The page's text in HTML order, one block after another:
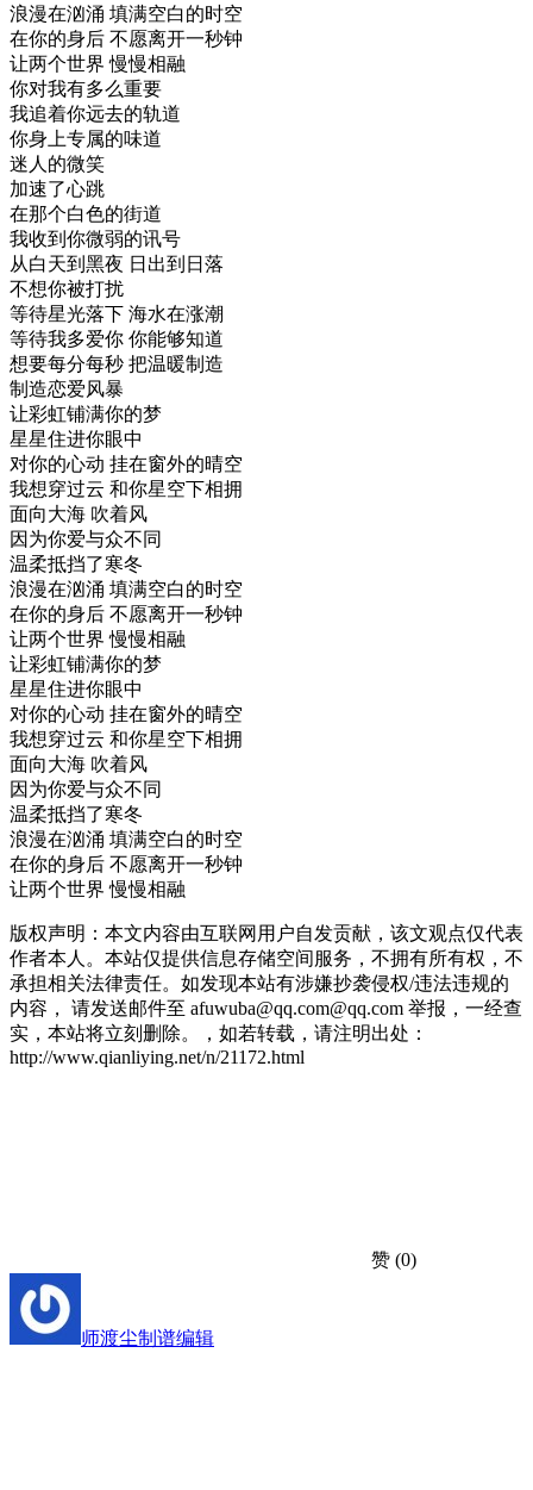
浪漫在汹涌 填满空白的时空
在你的身后 不愿离开一秒钟
让两个世界 慢慢相融
你对我有多么重要
我追着你远去的轨道
你身上专属的味道
迷人的微笑
加速了心跳
在那个白色的街道
我收到你微弱的讯号
从白天到黑夜 日出到日落
不想你被打扰
等待星光落下 海水在涨潮
等待我多爱你 你能够知道
想要每分每秒 把温暖制造
制造恋爱风暴
让彩虹铺满你的梦
星星住进你眼中
对你的心动 挂在窗外的晴空
我想穿过云 和你星空下相拥
面向大海 吹着风
因为你爱与众不同
温柔抵挡了寒冬
浪漫在汹涌 填满空白的时空
在你的身后 不愿离开一秒钟
让两个世界 慢慢相融
让彩虹铺满你的梦
星星住进你眼中
对你的心动 挂在窗外的晴空
我想穿过云 和你星空下相拥
面向大海 吹着风
因为你爱与众不同
温柔抵挡了寒冬
浪漫在汹涌 填满空白的时空
在你的身后 不愿离开一秒钟
让两个世界 慢慢相融
版权声明：本文内容由互联网用户自发贡献，该文观点仅代表
作者本人。本站仅提供信息存储空间服务，不拥有所有权，不
承担相关法律责任。如发现本站有涉嫌抄袭侵权/违法违规的
内容， 请发送邮件至 afuwuba@qq.com@qq.com 举报，一经查
实，本站将立刻删除。，如若转载，请注明出处：
http://www.qianliying.net/n/21172.html
赞 (0)
师渡尘制谱编辑